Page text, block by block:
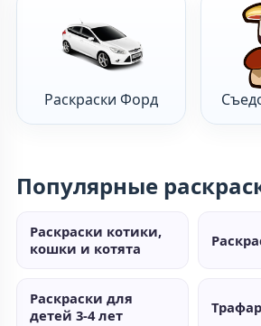
Раскраски Форд
Популярные
Раскраски котики,
кошки и котята
Раскраски для
детей 3-4 лет